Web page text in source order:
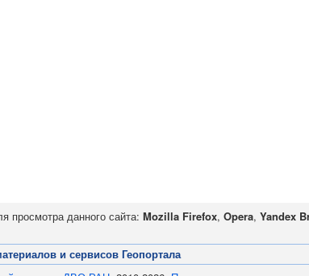
просмотра данного сайта: Mozilla Firefox, Opera, Yandex
и сервисов Геопортала